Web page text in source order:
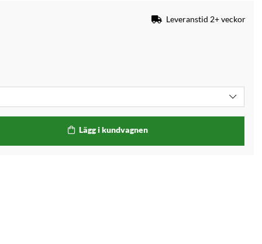
Leveranstid 2+ veckor
Lägg i kundvagnen